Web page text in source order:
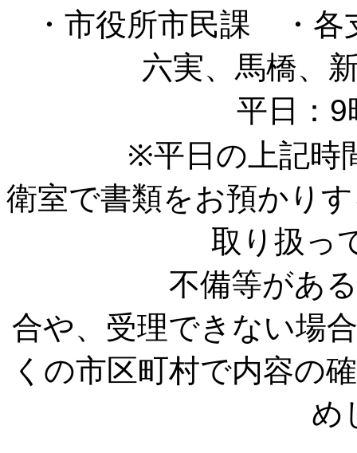
・市役所市民課 ・各
六実、馬橋、
平日：9時
※平日の上記時間外
衛室で書類をお預かり
取り扱っ
不備等があると、
合や、受理できない場
くの市区町村で内容の
め